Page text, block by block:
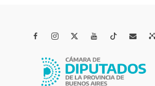
  